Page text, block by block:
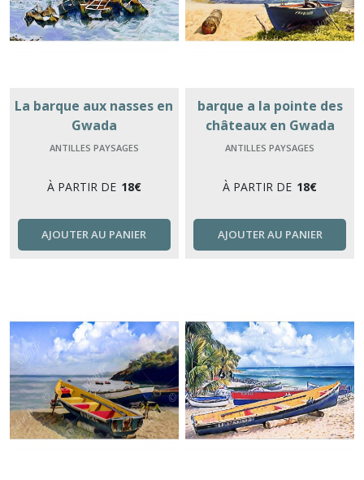
La barque aux nasses en
Gwada
ANTILLES PAYSAGES
À PARTIR DE 18€
AJOUTER AU PANIER
barque a la pointe des
châteaux en Gwada
ANTILLES PAYSAGES
À PARTIR DE 18€
AJOUTER AU PANIER